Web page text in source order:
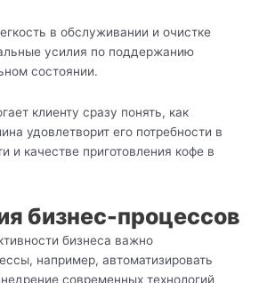
в обслуживании и очистке
усилия по поддержанию
состоянии.
клиенту сразу понять, как
удовлетворит его потребности в
и качестве приготовления кофе в
бизнес-процессов
бизнеса важно
например, автоматизировать
современных технологий